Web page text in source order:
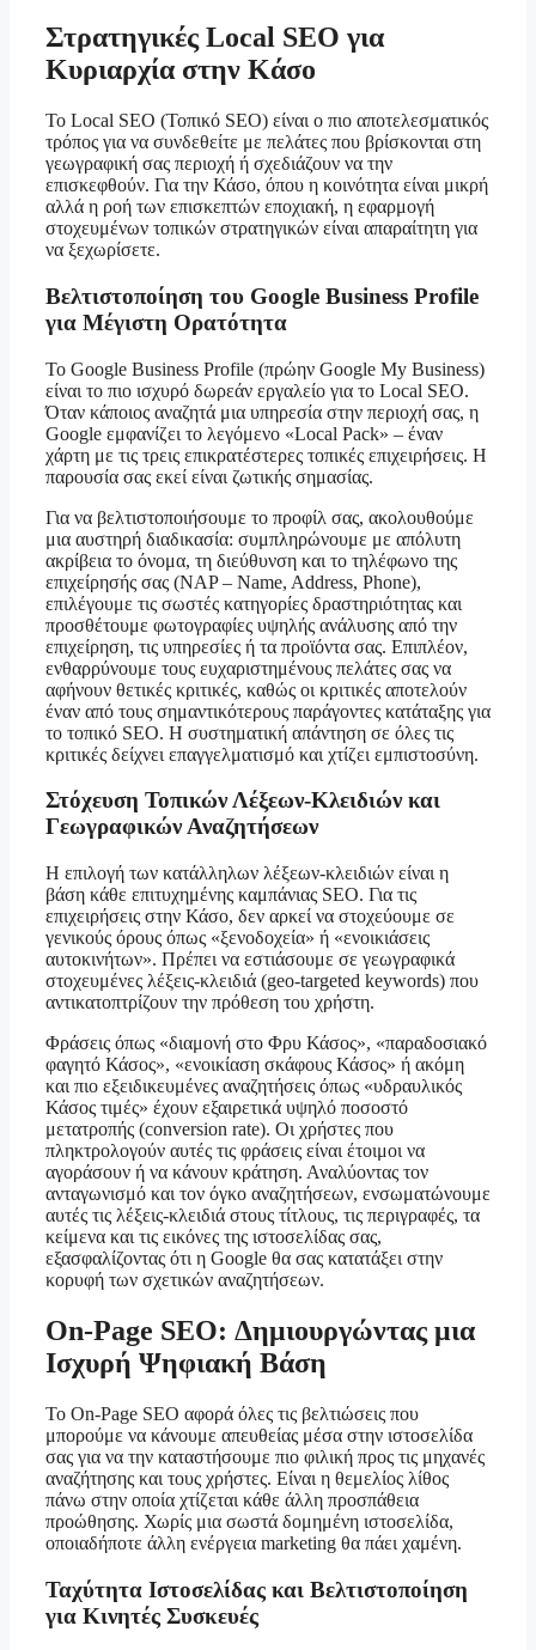
Στρατηγικές Local SEO για
Κυριαρχία στην Κάσο
Το Local SEO (Τοπικό SEO) είναι ο πιο αποτελεσματικός
τρόπος για να συνδεθείτε με πελάτες που βρίσκονται στη
γεωγραφική σας περιοχή ή σχεδιάζουν να την
επισκεφθούν. Για την Κάσο, όπου η κοινότητα είναι μικρή
αλλά η ροή των επισκεπτών εποχιακή, η εφαρμογή
στοχευμένων τοπικών στρατηγικών είναι απαραίτητη για
να ξεχωρίσετε.
Βελτιστοποίηση του Google Business Profile
για Μέγιστη Ορατότητα
Το Google Business Profile (πρώην Google My Business)
είναι το πιο ισχυρό δωρεάν εργαλείο για το Local SEO.
Όταν κάποιος αναζητά μια υπηρεσία στην περιοχή σας, η
Google εμφανίζει το λεγόμενο «Local Pack» – έναν
χάρτη με τις τρεις επικρατέστερες τοπικές επιχειρήσεις. Η
παρουσία σας εκεί είναι ζωτικής σημασίας.
Για να βελτιστοποιήσουμε το προφίλ σας, ακολουθούμε
μια αυστηρή διαδικασία: συμπληρώνουμε με απόλυτη
ακρίβεια το όνομα, τη διεύθυνση και το τηλέφωνο της
επιχείρησής σας (NAP – Name, Address, Phone),
επιλέγουμε τις σωστές κατηγορίες δραστηριότητας και
προσθέτουμε φωτογραφίες υψηλής ανάλυσης από την
επιχείρηση, τις υπηρεσίες ή τα προϊόντα σας. Επιπλέον,
ενθαρρύνουμε τους ευχαριστημένους πελάτες σας να
αφήνουν θετικές κριτικές, καθώς οι κριτικές αποτελούν
έναν από τους σημαντικότερους παράγοντες κατάταξης για
το τοπικό SEO. Η συστηματική απάντηση σε όλες τις
κριτικές δείχνει επαγγελματισμό και χτίζει εμπιστοσύνη.
Στόχευση Τοπικών Λέξεων-Κλειδιών και
Γεωγραφικών Αναζητήσεων
Η επιλογή των κατάλληλων λέξεων-κλειδιών είναι η
βάση κάθε επιτυχημένης καμπάνιας SEO. Για τις
επιχειρήσεις στην Κάσο, δεν αρκεί να στοχεύουμε σε
γενικούς όρους όπως «ξενοδοχεία» ή «ενοικιάσεις
αυτοκινήτων». Πρέπει να εστιάσουμε σε γεωγραφικά
στοχευμένες λέξεις-κλειδιά (geo-targeted keywords) που
αντικατοπτρίζουν την πρόθεση του χρήστη.
Φράσεις όπως «διαμονή στο Φρυ Κάσος», «παραδοσιακό
φαγητό Κάσος», «ενοικίαση σκάφους Κάσος» ή ακόμη
και πιο εξειδικευμένες αναζητήσεις όπως «υδραυλικός
Κάσος τιμές» έχουν εξαιρετικά υψηλό ποσοστό
μετατροπής (conversion rate). Οι χρήστες που
πληκτρολογούν αυτές τις φράσεις είναι έτοιμοι να
αγοράσουν ή να κάνουν κράτηση. Αναλύοντας τον
ανταγωνισμό και τον όγκο αναζητήσεων, ενσωματώνουμε
αυτές τις λέξεις-κλειδιά στους τίτλους, τις περιγραφές, τα
κείμενα και τις εικόνες της ιστοσελίδας σας,
εξασφαλίζοντας ότι η Google θα σας κατατάξει στην
κορυφή των σχετικών αναζητήσεων.
On-Page SEO: Δημιουργώντας μια
Ισχυρή Ψηφιακή Βάση
Το On-Page SEO αφορά όλες τις βελτιώσεις που
μπορούμε να κάνουμε απευθείας μέσα στην ιστοσελίδα
σας για να την καταστήσουμε πιο φιλική προς τις μηχανές
αναζήτησης και τους χρήστες. Είναι η θεμελίος λίθος
πάνω στην οποία χτίζεται κάθε άλλη προσπάθεια
προώθησης. Χωρίς μια σωστά δομημένη ιστοσελίδα,
οποιαδήποτε άλλη ενέργεια marketing θα πάει χαμένη.
Ταχύτητα Ιστοσελίδας και Βελτιστοποίηση
για Κινητές Συσκευές